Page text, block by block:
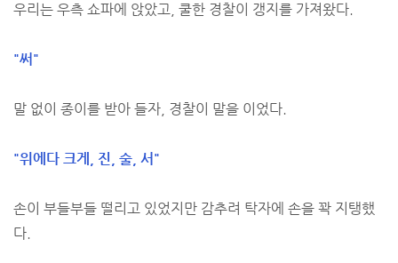
우리는 우측 쇼파에 앉았고, 쿨한 경찰이 갱지를 가져왔다.
"써"
말 없이 종이를 받아 들자, 경찰이 말을 이었다.
"위에다 크게, 진, 술, 서"
손이 부들부들 떨리고 있었지만 감추려 탁자에 손을 꽉 지탱했
다.